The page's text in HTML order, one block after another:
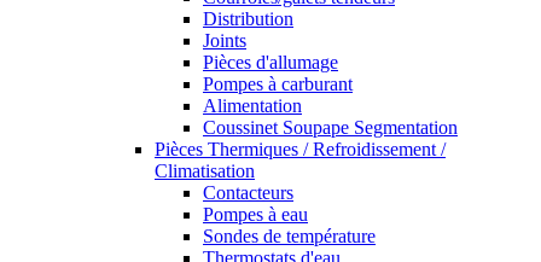
Distribution
Joints
Pièces d'allumage
Pompes à carburant
Alimentation
Coussinet Soupape Segmentation
Pièces Thermiques / Refroidissement /
Climatisation
Contacteurs
Pompes à eau
Sondes de température
Thermostats d'eau